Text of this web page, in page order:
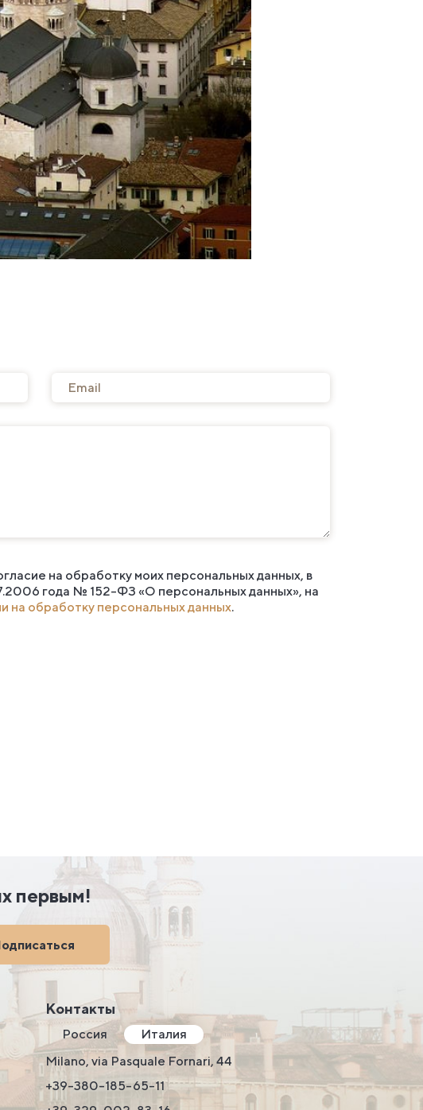
на обработку моих персональных данных, в
года № 152-ФЗ «О персональных данных», на
на обработку персональных данных.
первым!
Контакты
Россия
Италия
Milano, via Pasquale Fornari, 44
+39-380-185-65-11